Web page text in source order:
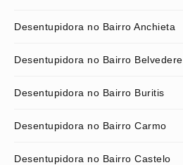
Desentupidora no Bairro Anchieta
Desentupidora no Bairro Belvedere
Desentupidora no Bairro Buritis
Desentupidora no Bairro Carmo
Desentupidora no Bairro Castelo